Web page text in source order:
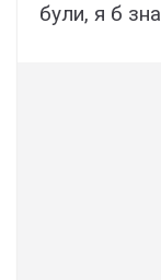
були, я б